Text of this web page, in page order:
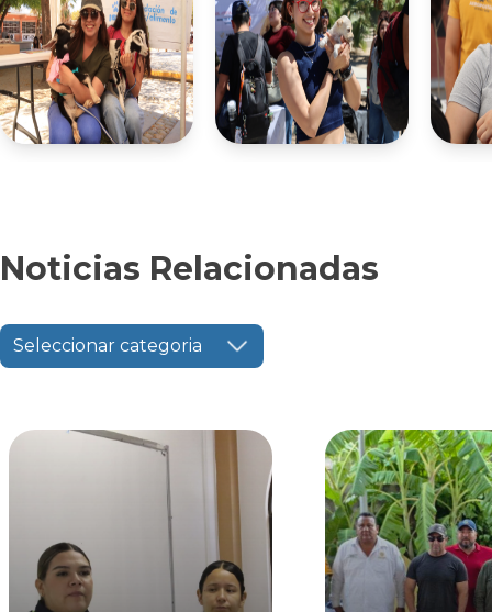
Noticias Relacionadas
Seleccionar categoria